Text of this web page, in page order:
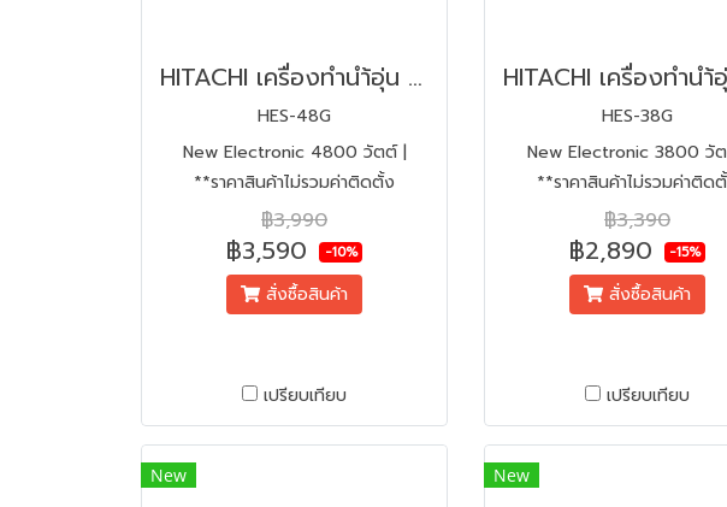
HITACHI เครื่องทำนำ้อุ่น 4800W | อิเลคทรอนิกส์ | รุ่น HES-48G
HES-48G
New Electronic 4800 วัตต์ |
**ราคาสินค้าไม่รวมค่าติดตั้ง
฿3,990
฿3,590 -10%
สั่งซื้อสินค้า
เปรียบเทียบ
HES-38G
New Electronic 3800 วั
**ราคาสินค้าไม่รวมค่าติด
฿3,390
฿2,890 -15%
สั่งซื้อสินค้า
เปรียบเทียบ
New New